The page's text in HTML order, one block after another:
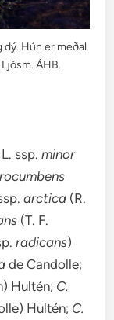
Hún er meðal
ÁHB.
L. ssp.minor
arctica (R.
(T. F.
radicans)
de Candolle;
Hultén; C.
Hultén; C.